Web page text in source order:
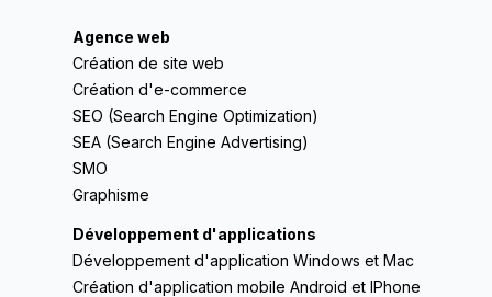
Agence web
Création de site web
Création d'e-commerce
SEO (Search Engine Optimization)
SEA (Search Engine Advertising)
SMO
Graphisme
Développement d'applications
Développement d'application Windows et Mac
Création d'application mobile Android et IPhone